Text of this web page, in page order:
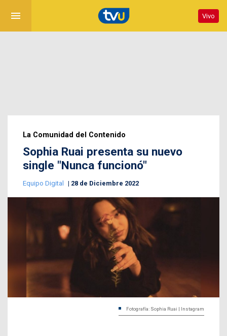
menu Vivo
La Comunidad del Contenido
Sophia Ruai presenta su nuevo
single "Nunca funcionó"
Equipo Digital 28 de Diciembre 2022
Fotografía: Sophia Ruai | Instagram